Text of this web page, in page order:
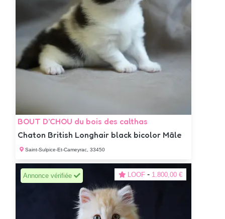
BOUT D'CHOU du bois des calthas
Chaton British Longhair black bicolor Mâle
Saint-Sulpice-Et-Cameyrac, 33450
Annonce vérifiée LOOF - 1.800,00 €